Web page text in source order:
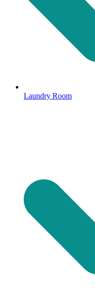
Laundry Room